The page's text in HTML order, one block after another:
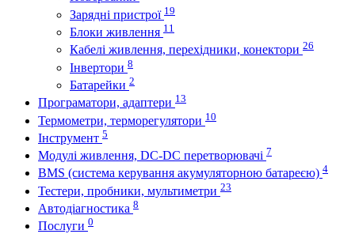
Зарядні пристрої 19
Блоки живлення 11
Кабелі живлення, перехідники, конектори 26
Інвертори 8
Батарейки 2
Програматори, адаптери 13
Термометри, терморегулятори 10
Інструмент 5
Модулі живлення, DC-DC перетворювачі 7
BMS (система керування акумуляторною батареєю) 4
Тестери, пробники, мультиметри 23
Автодіагностика 8
Послуги 0